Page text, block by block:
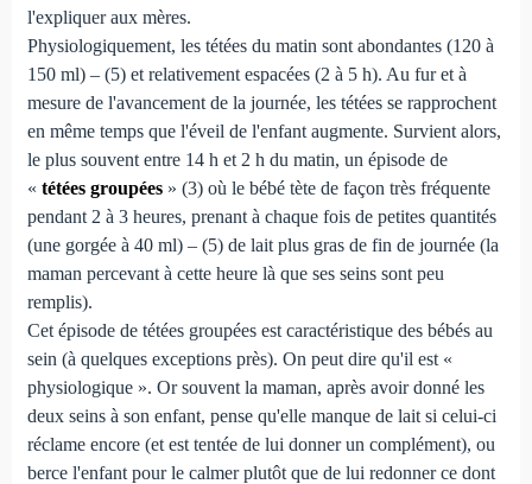
l'expliquer aux mères.
Physiologiquement, les tétées du matin sont abondantes (120 à
150 ml) – (5) et relativement espacées (2 à 5 h). Au fur et à
mesure de l'avancement de la journée, les tétées se rapprochent
en même temps que l'éveil de l'enfant augmente. Survient alors,
le plus souvent entre 14 h et 2 h du matin, un épisode de
« tétées groupées» (3) où le bébé tète de façon très fréquente
pendant 2 à 3 heures, prenant à chaque fois de petites quantités
(une gorgée à 40 ml) – (5) de lait plus gras de fin de journée (la
maman percevant à cette heure là que ses seins sont peu
remplis).
Cet épisode de tétées groupées est caractéristique des bébés au
sein (à quelques exceptions près). On peut dire qu'il est «
physiologique ». Or souvent la maman, après avoir donné les
deux seins à son enfant, pense qu'elle manque de lait si celui-ci
réclame encore (et est tentée de lui donner un complément), ou
berce l'enfant pour le calmer plutôt que de lui redonner ce dont